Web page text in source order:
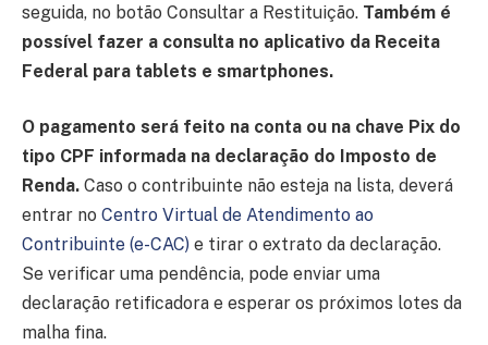
seguida, no botão Consultar a Restituição. Também é
possível fazer a consulta no aplicativo da Receita
Federal para tablets e smartphones.
O pagamento será feito na conta ou na chave Pix do
tipo CPF informada na declaração do Imposto de
Renda. Caso o contribuinte não esteja na lista, deverá
entrar no Centro Virtual de Atendimento ao
Contribuinte (e-CAC) e tirar o extrato da declaração.
Se verificar uma pendência, pode enviar uma
declaração retificadora e esperar os próximos lotes da
malha fina.